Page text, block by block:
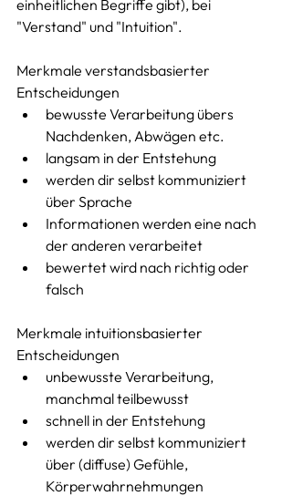
einheitlichen Begriffe gibt), bei
"Verstand" und "Intuition".
Merkmale verstandsbasierter
Entscheidungen
bewusste Verarbeitung übers
Nachdenken, Abwägen etc.
langsam in der Entstehung
werden dir selbst kommuniziert
über Sprache
Informationen werden eine nach
der anderen verarbeitet
bewertet wird nach richtig oder
falsch
Merkmale intuitionsbasierter
Entscheidungen
unbewusste Verarbeitung,
manchmal teilbewusst
schnell in der Entstehung
werden dir selbst kommuniziert
über (diffuse) Gefühle,
Körperwahrnehmungen